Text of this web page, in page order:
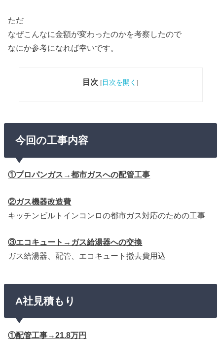
ただ
なぜこんなに金額が変わったのかを考察したので
なにか参考になれば幸いです。
目次 [目次を開く ]
今回の工事内容
①プロパンガス→都市ガスへの配管工事
②ガス機器改造費
キッチンビルトインコンロの都市ガス対応のための工事
③エコキュート→ガス給湯器への交換
ガス給湯器、配管、エコキュート撤去費用込
A社見積もり
①配管工事→21.8万円